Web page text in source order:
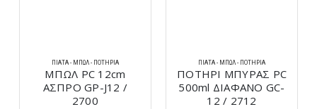
ΠΙΆΤΑ - ΜΠΩΛ - ΠΟΤΉΡΙΑ
ΜΠΩΛ PC 12cm
ΑΣΠΡΟ GP-J12 /
2700
ΠΙΆΤΑ - ΜΠΩΛ - ΠΟΤΉΡΙΑ
ΠΟΤΗΡΙ ΜΠΥΡΑΣ PC
500ml ΔΙΑΦΑΝΟ GC-
12 / 2712